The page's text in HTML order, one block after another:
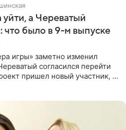
уйти, а Череватый
было в 9-м выпуске
игры» заметно изменил
согласился перейти
пришел новый участник, а